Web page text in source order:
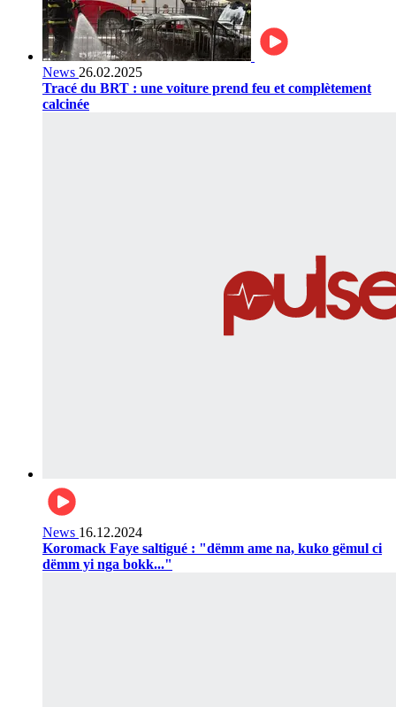
News 26.02.2025
Tracé du BRT : une voiture prend feu et complètement
calcinée
News 16.12.2024
Koromack Faye saltigué : "dëmm ame na, kuko gëmul ci
dëmm yi nga bokk..."